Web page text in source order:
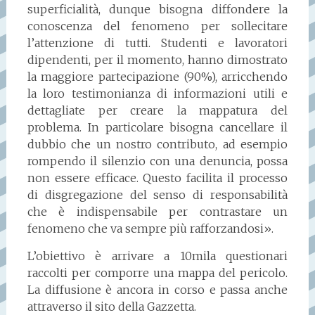
superficialità, dunque bisogna diffondere la
conoscenza del fenomeno per sollecitare
l’attenzione di tutti. Studenti e lavoratori
dipendenti, per il momento, hanno dimostrato
la maggiore partecipazione (90%), arricchendo
la loro testimonianza di informazioni utili e
dettagliate per creare la mappatura del
problema. In particolare bisogna cancellare il
dubbio che un nostro contributo, ad esempio
rompendo il silenzio con una denuncia, possa
non essere efficace. Questo facilita il processo
di disgregazione del senso di responsabilità
che è indispensabile per contrastare un
fenomeno che va sempre più rafforzandosi».
L’obiettivo è arrivare a 10mila questionari
raccolti per comporre una mappa del pericolo.
La diffusione è ancora in corso e passa anche
attraverso il sito della Gazzetta.